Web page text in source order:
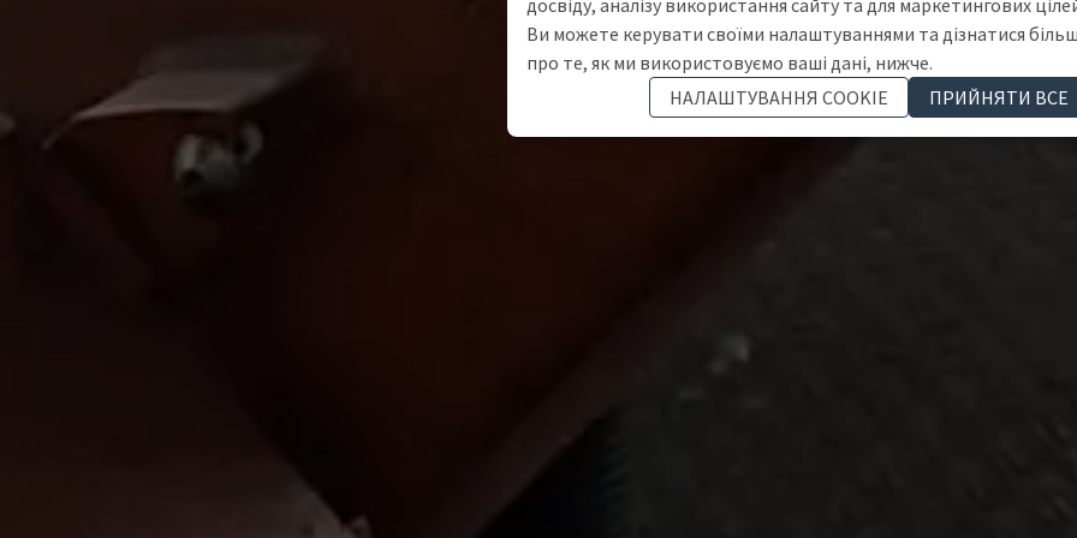
досвіду, аналізу використання сайту та для маркетингових
Ви можете керувати своїми налаштуваннями та дізнатися
про те, як ми використовуємо ваші дані, нижче.
НАЛАШТУВАННЯ COOKIE
ПРИЙНЯТИ ВСЕ